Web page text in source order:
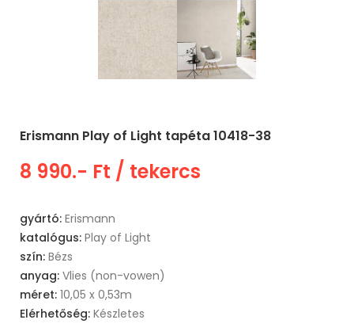
Erismann Play of Light tapéta 10418-38
8 990.- Ft / tekercs
gyártó: Erismann
katalógus: Play of Light
szín: Bézs
anyag: Vlies (non-vowen)
méret: 10,05 x 0,53m
Elérhetőség: Készletes